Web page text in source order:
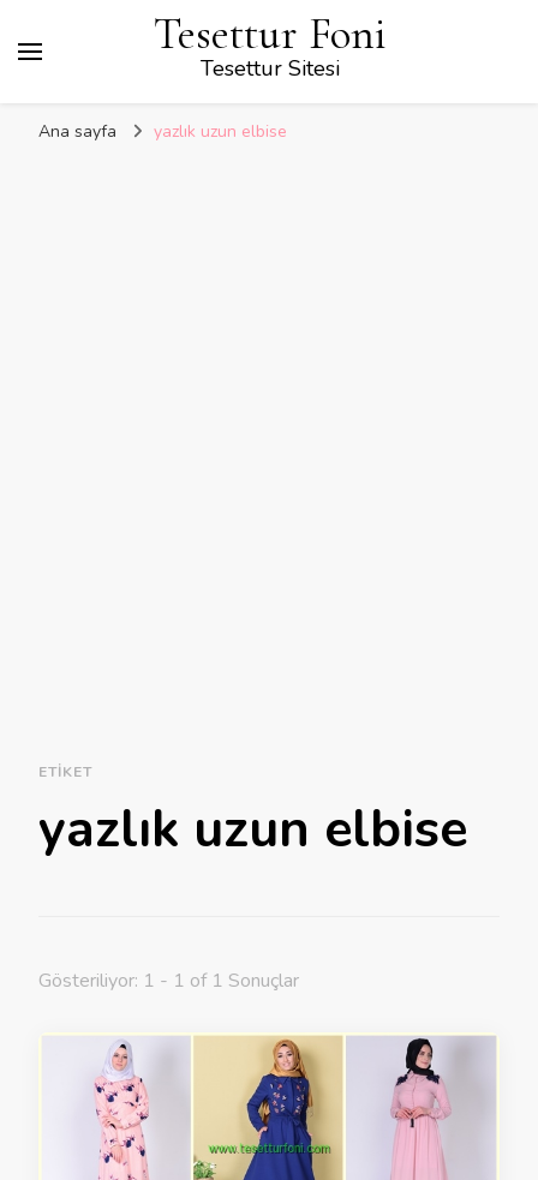
Tesettur Foni
Tesettur Sitesi
Ana sayfa yazlık uzun elbise
ETIKET
yazlık uzun elbise
Gösteriliyor: 1 - 1 of 1 Sonuçlar